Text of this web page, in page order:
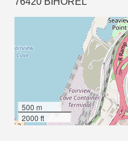
500 m
2000 ft